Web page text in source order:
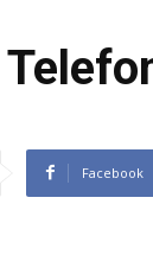
Facebook